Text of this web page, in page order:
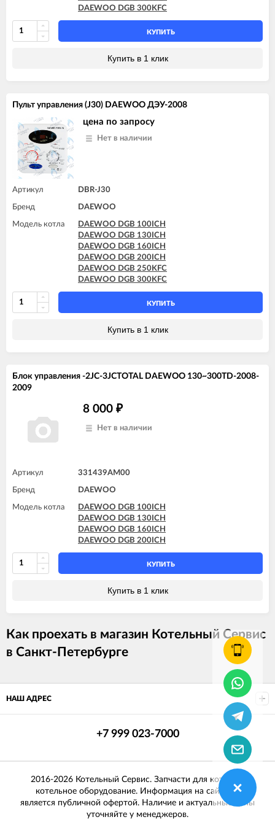
DAEWOO DGB 300KFC
КУПИТЬ
Купить в 1 клик
Пульт управления (J30) DAEWOO ДЭУ-2008
цена по запросу
Нет в наличии
Артикул DBR-J30
Бренд DAEWOO
Модель котла
DAEWOO DGB 100ICH
DAEWOO DGB 130ICH
DAEWOO DGB 160ICH
DAEWOO DGB 200ICH
DAEWOO DGB 250KFC
DAEWOO DGB 300KFC
КУПИТЬ
Купить в 1 клик
Блок управления -2JC-3JCTOTAL DAEWOO 130~300TD-2008-
2009
8 000 ₽
Нет в наличии
Артикул 331439AM00
Бренд DAEWOO
Модель котла
DAEWOO DGB 100ICH
DAEWOO DGB 130ICH
DAEWOO DGB 160ICH
DAEWOO DGB 200ICH
КУПИТЬ
Купить в 1 клик
Как проехать в магазин Котельный Сервис
в Санкт-Петербурге
НАШ АДРЕС
+7 999 023-7000
2016-2026 Котельный Сервис. Запчасти для котлов и
котельное оборудование. Информация на сайте не
является публичной офертой. Наличие и актуальные цены
уточняйте у менеджеров.